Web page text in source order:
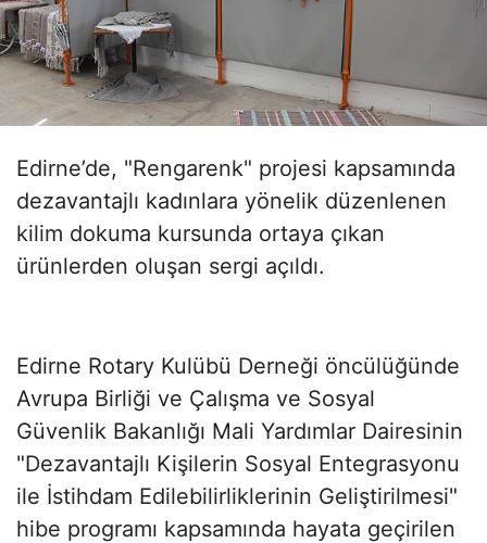
Edirne’de, "Rengarenk" projesi kapsamında
dezavantajlı kadınlara yönelik düzenlenen
kilim dokuma kursunda ortaya çıkan
ürünlerden oluşan sergi açıldı.
Edirne Rotary Kulübü Derneği öncülüğünde
Avrupa Birliği ve Çalışma ve Sosyal
Güvenlik Bakanlığı Mali Yardımlar Dairesinin
"Dezavantajlı Kişilerin Sosyal Entegrasyonu
ile İstihdam Edilebilirliklerinin Geliştirilmesi"
hibe programı kapsamında hayata geçirilen